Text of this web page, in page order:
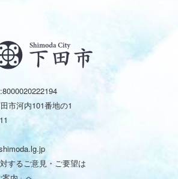
市河内101番地の1
するご意見・ご要望は